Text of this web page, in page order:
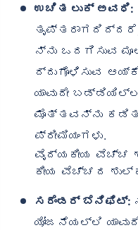
ಉಚಿತ ಲುಕ್ ಅವಧಿ:
ನ್ನು ಒದಗಿಸುವ
ದ್ದುಗೊಳಿಸುವ
ಯಾವುದೇ
ಮೊತ್ತವನ್ನು
ಪ್ರೀಮಿಯಂಗಳು.
ವೈದ್ಯಕೀಯ ವೆಚ್ಚ
ಕೀಯ ವೆಚ್ಚದ
ಸರೆಂಡರ್ ಬೆನಿಫಿಟ್:
ಯೋಜನೆಯಲ್ಲಿ